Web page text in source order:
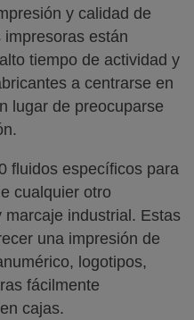
y calidad de
están
tiempo de actividad y
a centrarse en
lugar de preocuparse
fluidos específicos para
cualquier otro
industrial. Estas
una impresión de
logotipos,
fácilmente
cajas.